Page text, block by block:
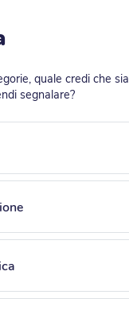
segnalazione!
quale credi che
segnalare?